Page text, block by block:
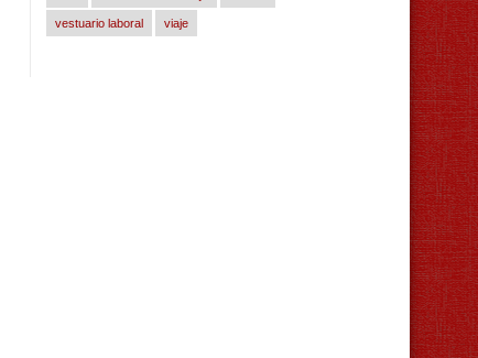
vestuario laboral viaje